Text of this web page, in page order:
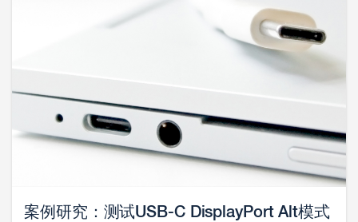
案例研究：测试USB-C DisplayPort Alt模式